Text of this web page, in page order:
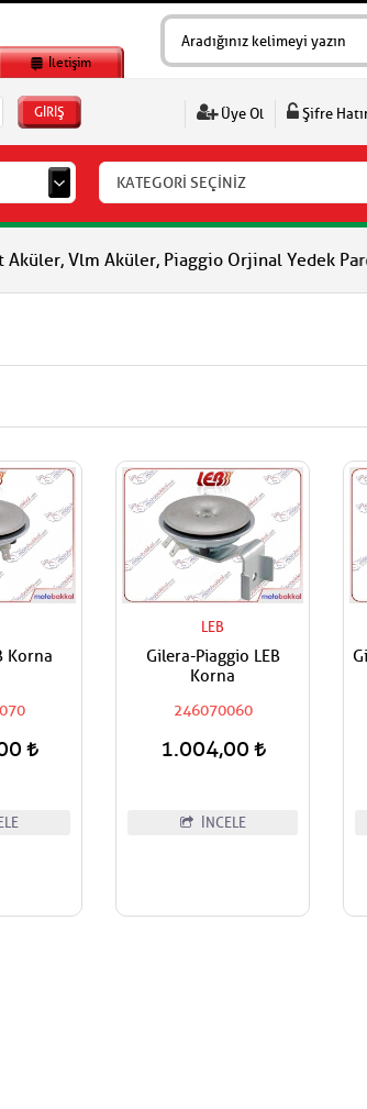
İletişim
GİRİŞ Üye Ol Şifre
KATEGORİ SEÇİNİZ
Vlm Aküler, Piaggio Orjinal Yedek Parça
Korna
LEB
Gilera-Piaggio LEB
Korna
246070060
1.004,00
İNCELE